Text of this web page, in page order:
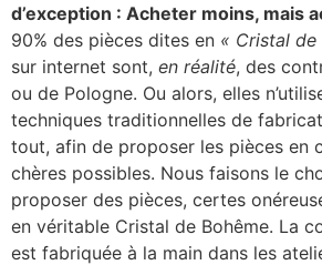
d’exception : Acheter moins, mais
90% des pièces dites en « Cristal de
sur internet sont, en réalité, des
ou de Pologne. Ou alors, elles
techniques traditionnelles de
tout, afin de proposer les pièces en
chères possibles. Nous faisons le
proposer des pièces, certes
en véritable Cristal de Bohême. La
est fabriquée à la main dans les